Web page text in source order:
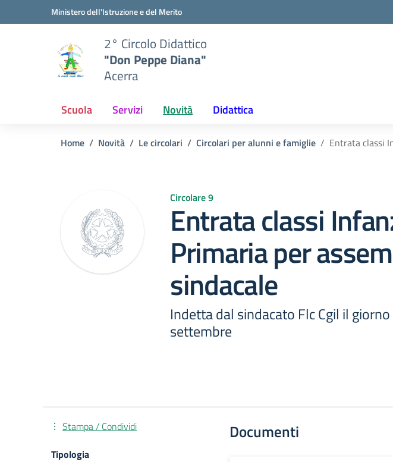
Vai ai contenuti
Vai al menu di navigazioneMinistero dell'Istruzione e del Merito
2° Circolo Didattico
"Don Peppe Diana"
Acerra
Scuola Servizi Novità Didattica
Home Novità Le circolari Circolari per alunni e famiglie Entrata classi
Circolare 9
Entrata classi
Primaria per
sindacale
Indetta dal sindacato Flc Cgil il
settembre
Documenti
Stampa / Condividi
Tipologia